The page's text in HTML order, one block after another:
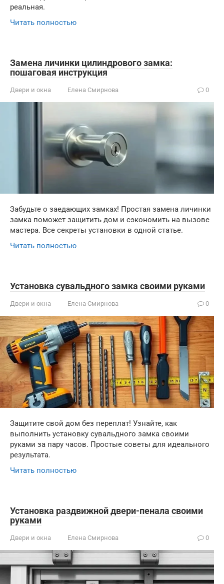
реальная.
Читать полностью
Замена личинки цилиндрового замка:
пошаговая инструкция
Двери и окна Елена Смирнова 0
Забудьте о заедающих замках! Простая замена личинки
замка поможет защитить дом и сэкономить на вызове
мастера. Все секреты установки в одной статье.
Читать полностью
Установка сувальдного замка своими руками
Двери и окна Елена Смирнова 0
Защитите свой дом без переплат! Узнайте, как
выполнить установку сувальдного замка своими
руками за пару часов. Простые советы для идеального
результата.
Читать полностью
Установка раздвижной двери-пенала своими
руками
Двери и окна Елена Смирнова 0